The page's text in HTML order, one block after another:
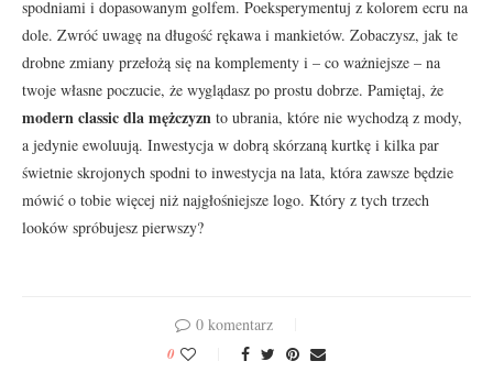
spodniami i dopasowanym golfem. Poeksperymentuj z kolorem ecru na
dole. Zwróć uwagę na długość rękawa i mankietów. Zobaczysz, jak te
drobne zmiany przełożą się na komplementy i – co ważniejsze – na
twoje własne poczucie, że wyglądasz po prostu dobrze. Pamiętaj, że
modern classic dla mężczyzn to ubrania, które nie wychodzą z mody,
a jedynie ewoluują. Inwestycja w dobrą skórzaną kurtkę i kilka par
świetnie skrojonych spodni to inwestycja na lata, która zawsze będzie
mówić o tobie więcej niż najgłośniejsze logo. Który z tych trzech
looków spróbujesz pierwszy?
0 komentarz
0